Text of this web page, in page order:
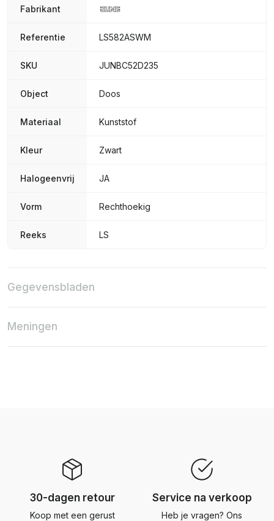
Fabrikant
Referentie LS582ASWM
SKU JUNBC52D235
Object Doos
Materiaal Kunststof
Kleur Zwart
Halogeenvrij JA
Vorm Rechthoekig
Reeks LS
Gegevensbladen
Meningen
30-dagen retour
Koop met een gerust
Service na verkoop
Heb je vragen? Ons